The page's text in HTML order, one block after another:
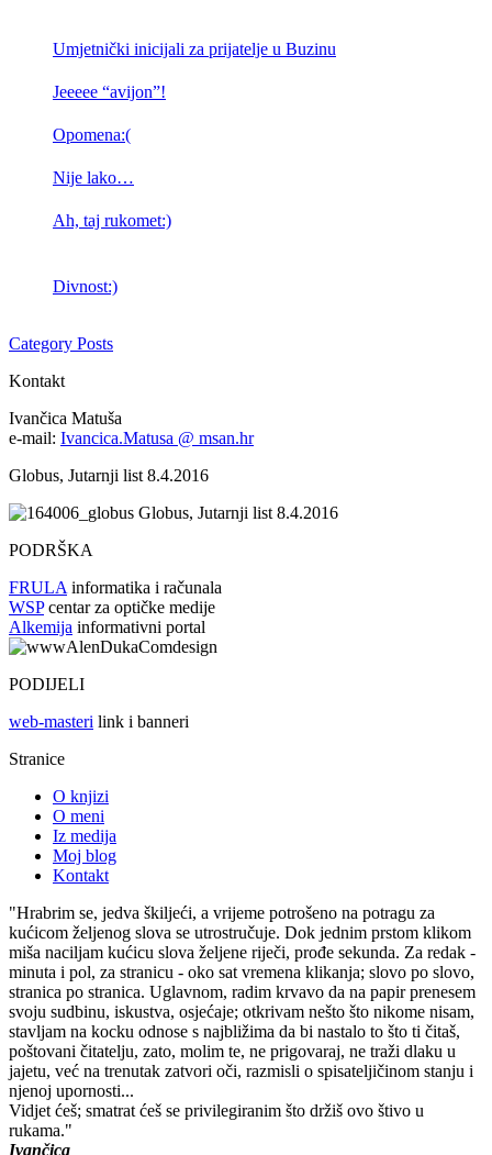
Umjetnički inicijali za prijatelje u Buzinu
Jeeeee “avijon”!
Opomena:(
Nije lako…
Ah, taj rukomet:)
Divnost:)
Category Posts
Kontakt
Ivančica Matuša
e-mail: Ivancica.Matusa @ msan.hr
Globus, Jutarnji list 8.4.2016
Globus, Jutarnji list 8.4.2016
PODRŠKA
FRULA informatika i računala
WSPcentar za optičke medije
Alkemija informativni portal
PODIJELI
web-masteri link i banneri
Stranice
O knjizi
O meni
Iz medija
Moj blog
Kontakt
"Hrabrim se, jedva škiljeći, a vrijeme potrošeno na potragu za
kućicom željenog slova se utrostručuje. Dok jednim prstom klikom
miša naciljam kućicu slova željene riječi, prođe sekunda. Za redak -
minuta i pol, za stranicu - oko sat vremena klikanja; slovo po slovo,
stranica po stranica. Uglavnom, radim krvavo da na papir prenesem
svoju sudbinu, iskustva, osjećaje; otkrivam nešto što nikome nisam,
stavljam na kocku odnose s najbližima da bi nastalo to što ti čitaš,
poštovani čitatelju, zato, molim te, ne prigovaraj, ne traži dlaku u
jajetu, već na trenutak zatvori oči, razmisli o spisateljičinom stanju i
njenoj upornosti...
Vidjet ćeš; smatrat ćeš se privilegiranim što držiš ovo štivo u
rukama."
Ivančica